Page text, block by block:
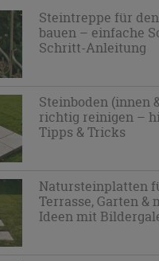
Steintreppe für
bauen – einfache
Schritt-Anleitung
Steinboden (innen
richtig reinigen –
Tipps & Tricks
Natursteinplatten
Terrasse, Garten &
Ideen mit